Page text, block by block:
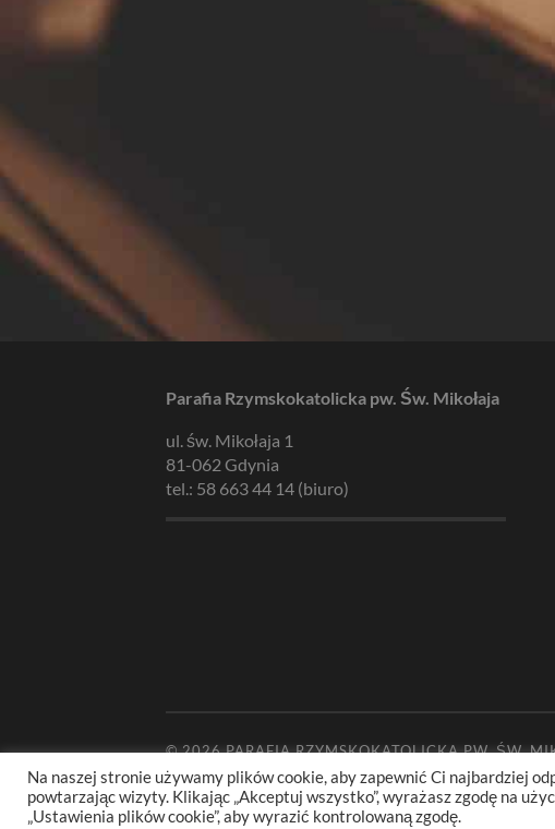
Parafia Rzymskokatolicka pw. Św. Mikołaja
ul. św. Mikołaja 1
81-062 Gdynia
tel.: 58 663 44 14 (biuro)
© 2026PARAFIA RZYMSKOKATOLICKA PW. ŚW.
Na naszej stronie używamy plików cookie, aby zapewnić Ci najbardziej
powtarzając wizyty. Klikając „Akceptuj wszystko”, wyrażasz zgodę na
„Ustawienia plików cookie”, aby wyrazić kontrolowaną zgodę.